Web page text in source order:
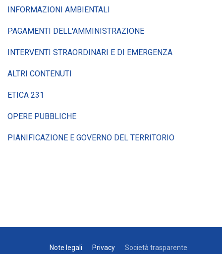
INFORMAZIONI AMBIENTALI
PAGAMENTI DELL'AMMINISTRAZIONE
INTERVENTI STRAORDINARI E DI EMERGENZA
ALTRI CONTENUTI
ETICA 231
OPERE PUBBLICHE
PIANIFICAZIONE E GOVERNO DEL TERRITORIO
Note legali Privacy
Società trasparente